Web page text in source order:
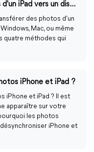
Comment transférer des photos d'un iPad vers un disque dur avec/sans ordinateur ?
des photos d'un
Mac, ou même
quatre méthodes qui
iPhone et iPad ?
iPhone et iPad ? Il est
apparaître sur votre
les photos
iPhone et